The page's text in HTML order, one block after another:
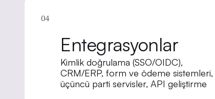
04
Entegrasyonlar
Kimlik doğrulama (SSO/OIDC),
CRM/ERP, form ve ödeme sistemleri,
üçüncü parti servisler, API geliştirme